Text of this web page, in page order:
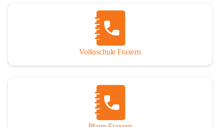
Volksschule Fraxern